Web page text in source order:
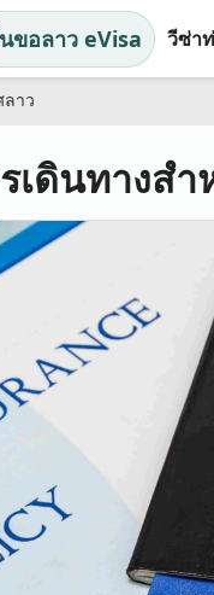
ขอลาว eVisa วีซ่า
าว
เดินทางสำ